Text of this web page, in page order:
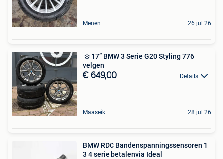
Menen 26 jul 26
️ ❄️ 17” BMW 3 Serie G20 Styling 776
velgen
€ 649,00 Details
Maaseik 28 jul 26
BMW RDC Bandenspanningssensoren 1
3 4 serie betalenvia Ideal